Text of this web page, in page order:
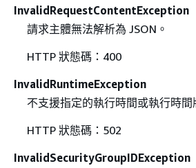
InvalidRequestContentException
請求主體無法解析為 JSON。
HTTP 狀態碼：400
InvalidRuntimeException
不支援指定的執行時間或執行時間
HTTP 狀態碼：502
InvalidSecurityGroupIDException